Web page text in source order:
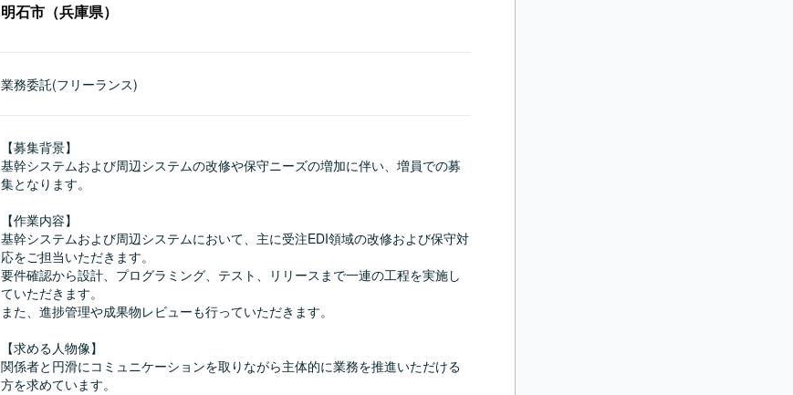
明石市（兵庫県）
業務委託(フリーランス)
【募集背景】
基幹システムおよび周辺システムの改修や保守ニーズの増加に伴い、増員での募
集となります。
【作業内容】
基幹システムおよび周辺システムにおいて、主に受注EDI領域の改修および保守対
応をご担当いただきます。
要件確認から設計、プログラミング、テスト、リリースまで一連の工程を実施し
ていただきます。
また、進捗管理や成果物レビューも行っていただきます。
【求める人物像】
関係者と円滑にコミュニケーションを取りながら主体的に業務を推進いただける
方を求めています。